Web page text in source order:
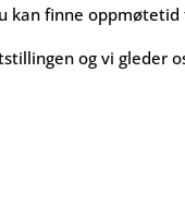
kan finne oppmøtetid
og vi gleder